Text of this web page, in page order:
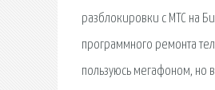
разблокировки с МТС на
программного ремонта
пользуюсь мегафоном, но